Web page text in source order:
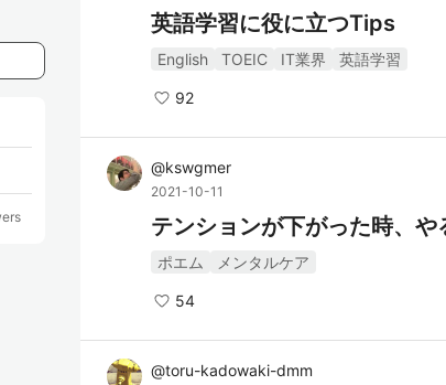
英語学習に役に立つTips
English TOEIC IT業界 英語学習
92
@kswgmer
2021-10-11
テンションが下がった時、
ポエム メンタルケア
54
@toru-kadowaki-dmm